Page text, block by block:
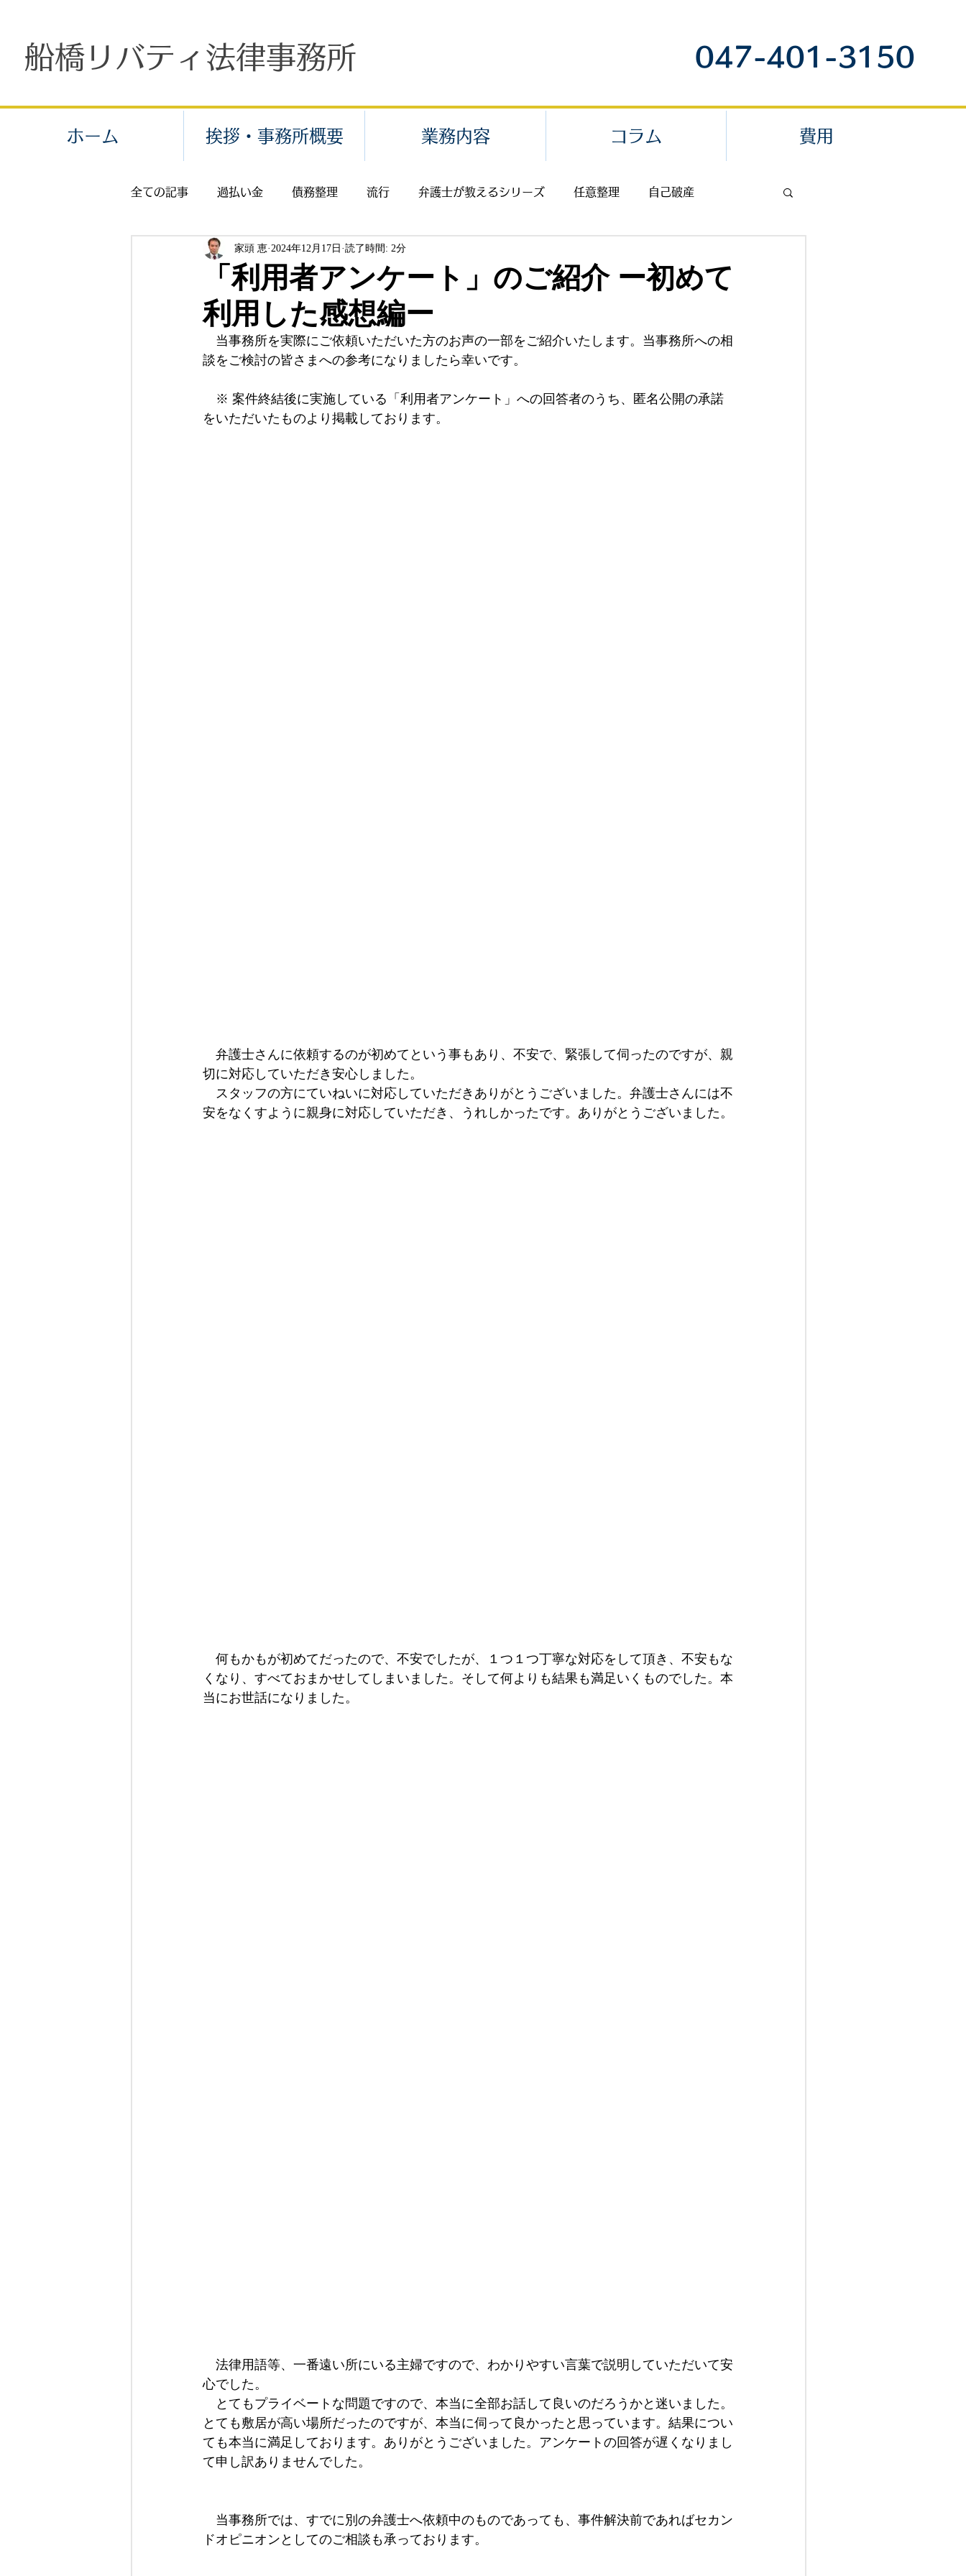
船橋リバティ法律事務所 047-401-3150
ホーム 挨拶・事務所概要 業務内容 コラム 費用
全ての記事 過払い金 債務整理 流行 弁護士が教えるシリーズ 任意整理 自己破産
労働問題 残業代請求・給料未払
交通事故 示談 保険金 返還請求
当事務所について
「利用者アンケート」のご紹介 ー初めて
利用した感想編ー
家頭 恵 2024年12月17日 読了時間: 2分
当事務所を実際にご依頼いただいた方のお声の一部をご紹介いたします。当事務所への相
談をご検討の皆さまへの参考になりましたら幸いです。
※ 案件終結後に実施している「利用者アンケート」への回答者のうち、匿名公開の承諾
をいただいたものより掲載しております。
弁護士さんに依頼するのが初めてという事もあり、不安で、緊張して伺ったのですが、親
切に対応していただき安心しました。
スタッフの方にていねいに対応していただきありがとうございました。弁護士さんには不
安をなくすように親身に対応していただき、うれしかったです。ありがとうございました。
何もかもが初めてだったので、不安でしたが、１つ１つ丁寧な対応をして頂き、不安もな
くなり、すべておまかせしてしまいました。そして何よりも結果も満足いくものでした。本
当にお世話になりました。
法律用語等、一番遠い所にいる主婦ですので、わかりやすい言葉で説明していただいて安
心でした。
とてもプライベートな問題ですので、本当に全部お話して良いのだろうかと迷いました。
とても敷居が高い場所だったのですが、本当に伺って良かったと思っています。結果につい
ても本当に満足しております。ありがとうございました。アンケートの回答が遅くなりまし
て申し訳ありませんでした。
当事務所では、すでに別の弁護士へ依頼中のものであっても、事件解決前であればセカン
ドオピニオンとしてのご相談も承っております。